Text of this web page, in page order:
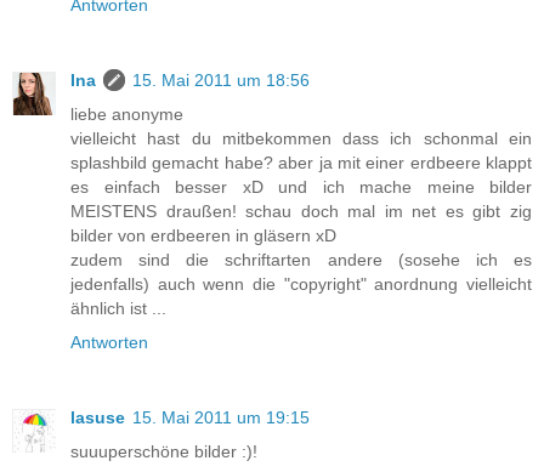
Antworten
Ina
15. Mai 2011 um 18:56
liebe anonyme
vielleicht hast du mitbekommen dass ich schonmal ein
splashbild gemacht habe? aber ja mit einer erdbeere klappt
es einfach besser xD und ich mache meine bilder
MEISTENS draußen! schau doch mal im net es gibt zig
bilder von erdbeeren in gläsern xD
zudem sind die schriftarten andere (sosehe ich es
jedenfalls) auch wenn die "copyright" anordnung vielleicht
ähnlich ist ...
Antworten
lasuse 15. Mai 2011 um 19:15
suuuperschöne bilder :)!